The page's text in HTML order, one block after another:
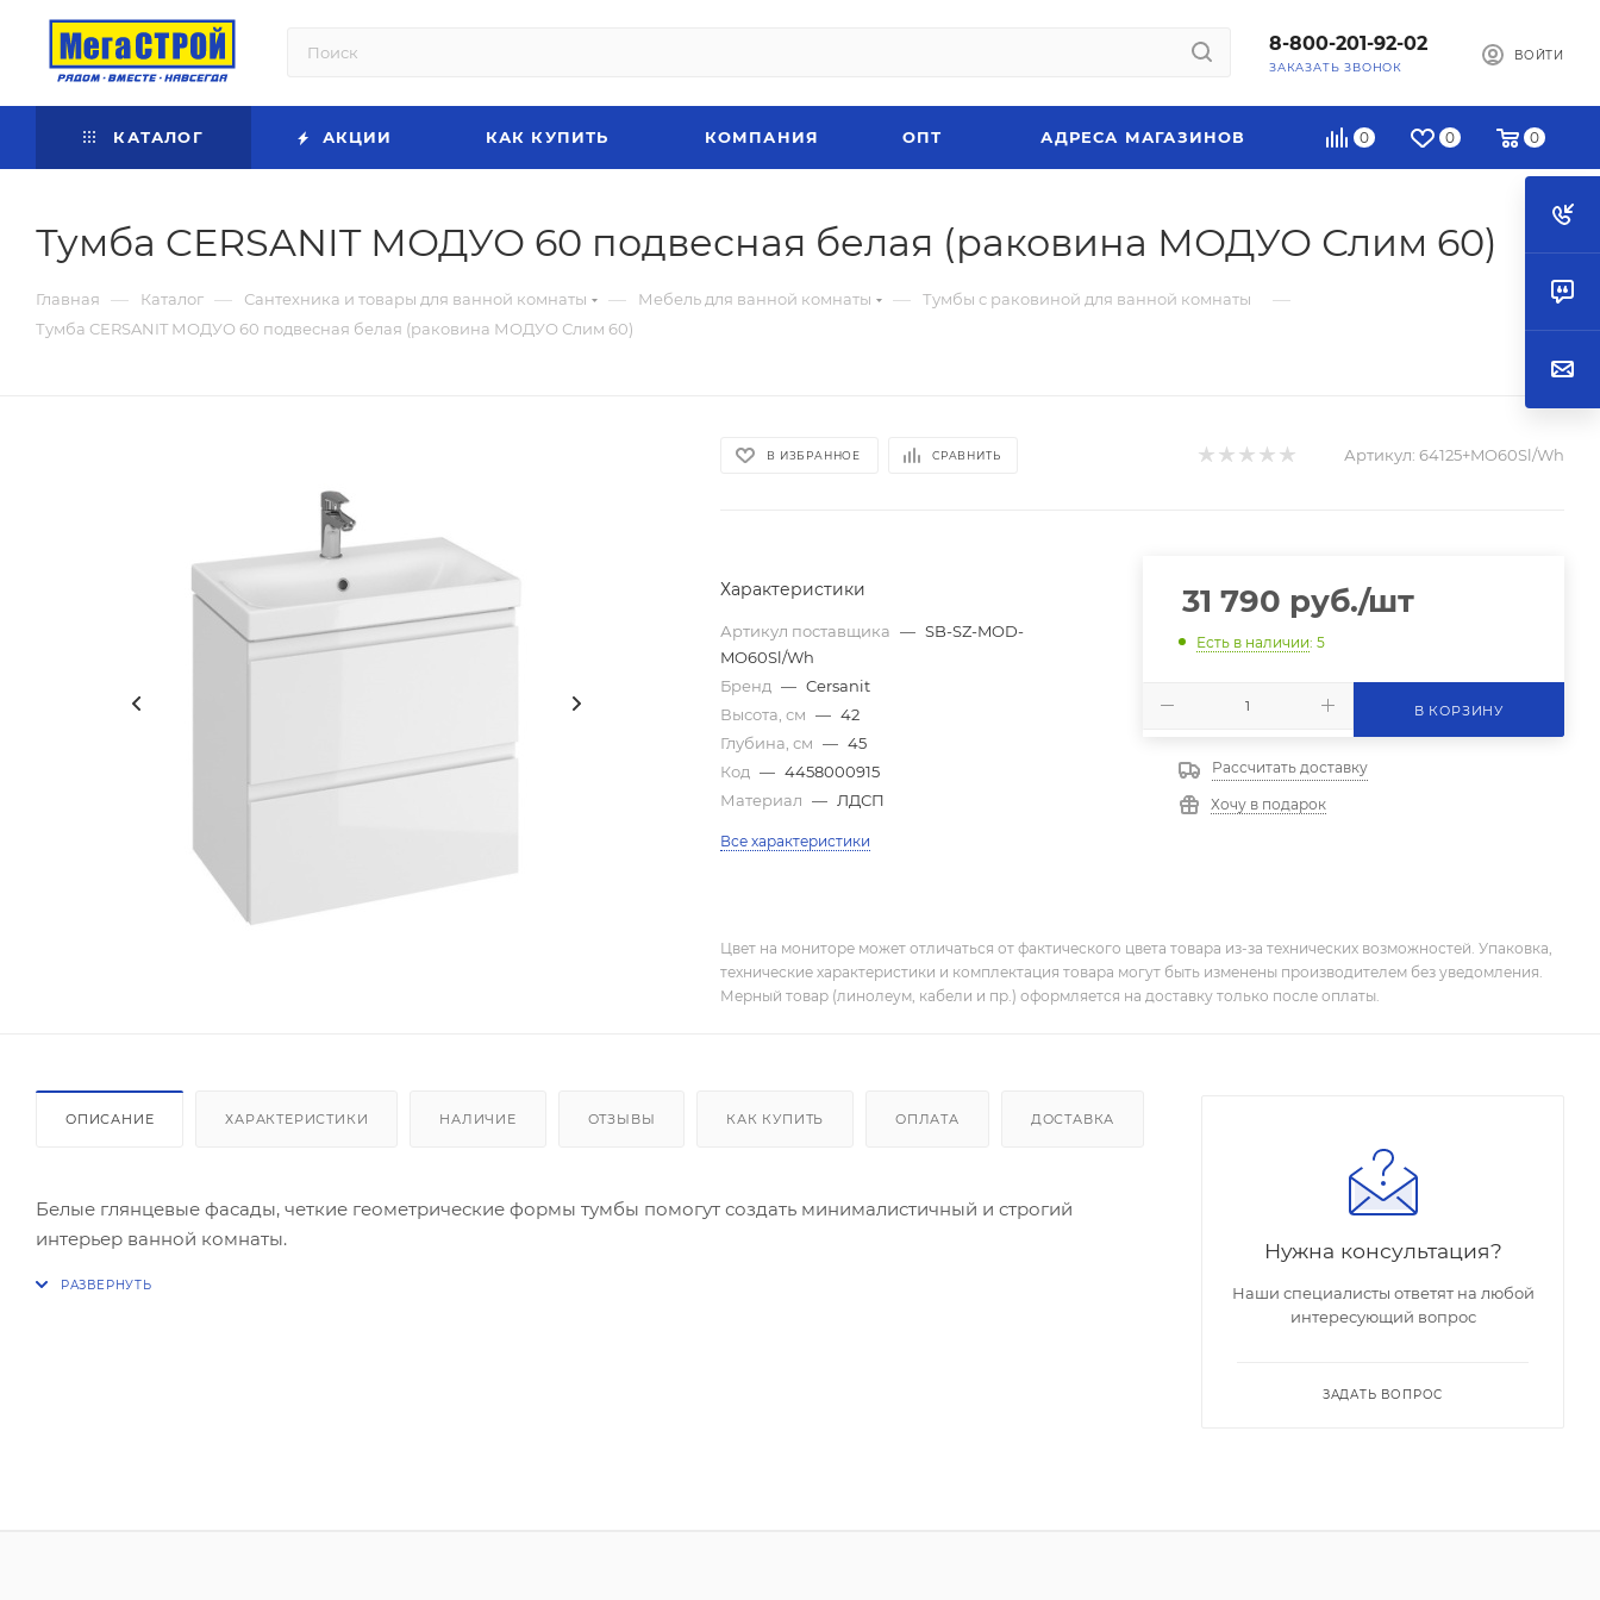
8-800-201-92-02
ЗАКАЗАТЬ ЗВОНОК
ВОЙТИ
0 0 0
КАТАЛОГ АКЦИИ КАК КУПИТЬ КОМПАНИЯ ОПТ АДРЕСА МАГАЗИНОВ
Тумба CERSANIT МОДУО 60 подвесная белая (раковина МОДУО Слим 60)
Главная — Каталог — Сантехника и товары для ванной комнаты — Мебель для ванной комнаты — Тумбы с раковиной для ванной комнаты —
Тумба CERSANIT МОДУО 60 подвесная белая (раковина МОДУО Слим 60)
В ИЗБРАННОЕ СРАВНИТЬ Артикул: 64125+MO60Sl/Wh
Характеристики
Артикул поставщика — SB-SZ-MOD-
MO60Sl/Wh
Бренд — Cersanit
Высота, см — 42
Глубина, см — 45
Код — 4458000915
Материал — ЛДСП
Все характеристики
31 790 руб./шт
Есть в наличии: 5
В КОРЗИНУ
Рассчитать доставку
Хочу в подарок
Цвет на мониторе может отличаться от фактического цвета товара из-за технических возможностей. Упаковка,
технические характеристики и комплектация товара могут быть изменены производителем без уведомления.
Мерный товар (линолеум, кабели и пр.) оформляется на доставку только после оплаты.
ОПИСАНИЕ ХАРАКТЕРИСТИКИ НАЛИЧИЕ ОТЗЫВЫ КАК КУПИТЬ ОПЛАТА ДОСТАВКА
Белые глянцевые фасады, четкие геометрические формы тумбы помогут создать минималистичный и строгий
интерьер ванной комнаты.
Нужна консультация?
Наши специалисты ответят на любой
интересующий вопрос
ЗАДАТЬ ВОПРОС